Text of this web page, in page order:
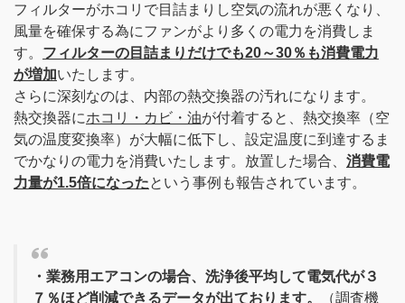
フィルターがホコリで目詰まりし空気の流れが悪くなり、
風量を確保する為にファンがより多くの電力を消費しま
す。 フィルターの目詰まりだけでも20～30％も消費電力
が増加いたします。
さらに深刻なのは、内部の熱交換器の汚れになります。
熱交換器にホコリ・カビ・油が付着すると、熱交換率（空
気の温度変換率）が大幅に低下し、設定温度に到達するま
でかなりの電力を消費いたします。放置した場合、 消費電
力量が1.5倍になったという事例も報告されています。
・業務用エアコンの場合、洗浄後平均して電気代が３
７％ほど削減できるデータが出ております。
（調査機